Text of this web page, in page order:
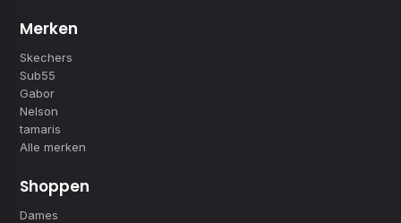
Merken
Skechers
Sub55
Gabor
Nelson
tamaris
Alle merken
Shoppen
Dames